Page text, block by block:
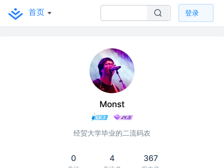
首页 登录
Monst
经贸大学毕业的二流码农
0 4 367